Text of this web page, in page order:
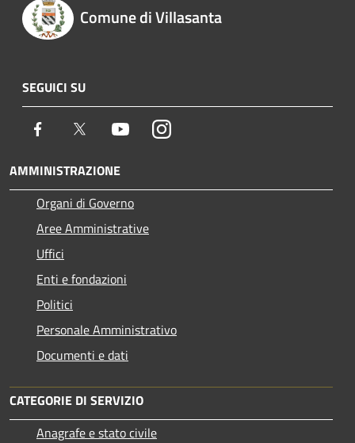
Comune di Villasanta
SEGUICI SU
Facebook Twitter YoutubeInstagram
AMMINISTRAZIONE
Organi di Governo
Aree Amministrative
Uffici
Enti e fondazioni
Politici
Personale Amministrativo
Documenti e dati
CATEGORIE DI SERVIZIO
Anagrafe e stato civile